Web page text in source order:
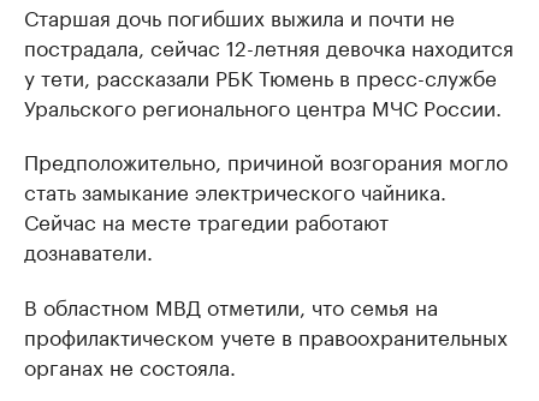
Старшая дочь погибших выжила и почти не
пострадала, сейчас 12-летняя девочка находится
у тети, рассказали РБК Тюмень в пресс-службе
Уральского регионального центра МЧС России.
Предположительно, причиной возгорания могло
стать замыкание электрического чайника.
Сейчас на месте трагедии работают
дознаватели.
В областном МВД отметили, что семья на
профилактическом учете в правоохранительных
органах не состояла.